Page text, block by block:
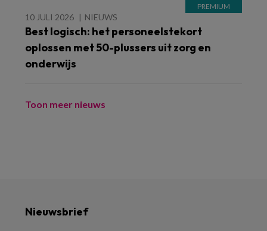
10 JULI 2026 NIEUWS
Best logisch: het personeelstekort
oplossen met 50-plussers uit zorg en
onderwijs
Toon meer nieuws
Nieuwsbrief